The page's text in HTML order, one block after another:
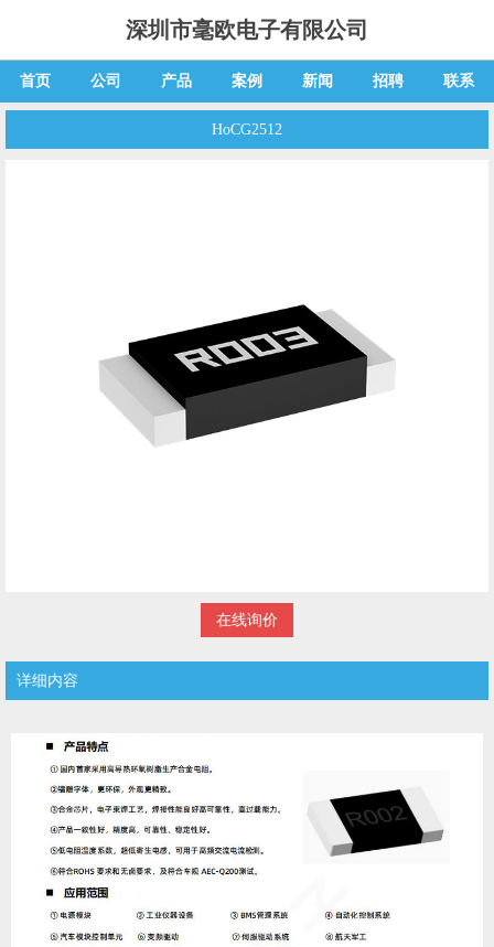
深圳市毫欧电子有限公司
首页 公司 产品 案例 新闻 招聘 联系
HoCG2512
在线询价
详细内容